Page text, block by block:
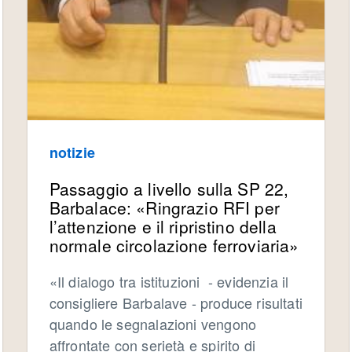
notizie
Passaggio a livello sulla SP 22,
Barbalace: «Ringrazio RFI per
l’attenzione e il ripristino della
normale circolazione ferroviaria»
«Il dialogo tra istituzioni - evidenzia il
consigliere Barbalave - produce risultati
quando le segnalazioni vengono
affrontate con serietà e spirito di